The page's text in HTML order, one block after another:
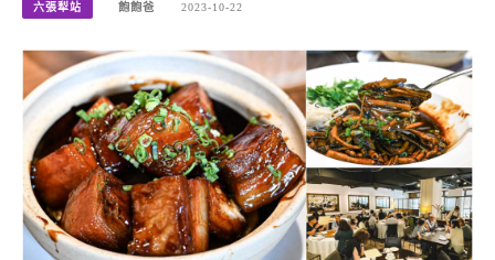
六張犁站 飽飽爸 2023-10-22